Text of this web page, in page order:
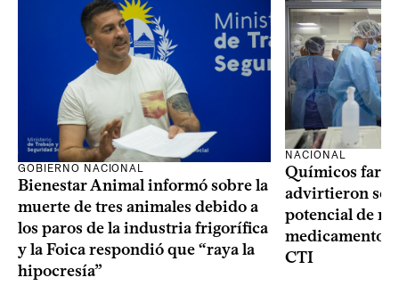
GOBIERNO NACIONAL
Bienestar Animal informó sobre la
muerte de tres animales debido a
los paros de la industria frigorífica
y la Foica respondió que “raya la
hipocresía”
NACIONAL
Químicos
advirtieron
potencial de
medicamentos
CTI